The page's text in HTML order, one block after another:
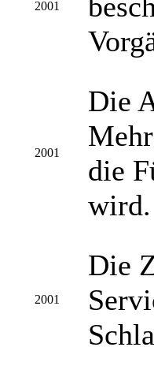
2001
2001
Die
die
wird.
2001
Die